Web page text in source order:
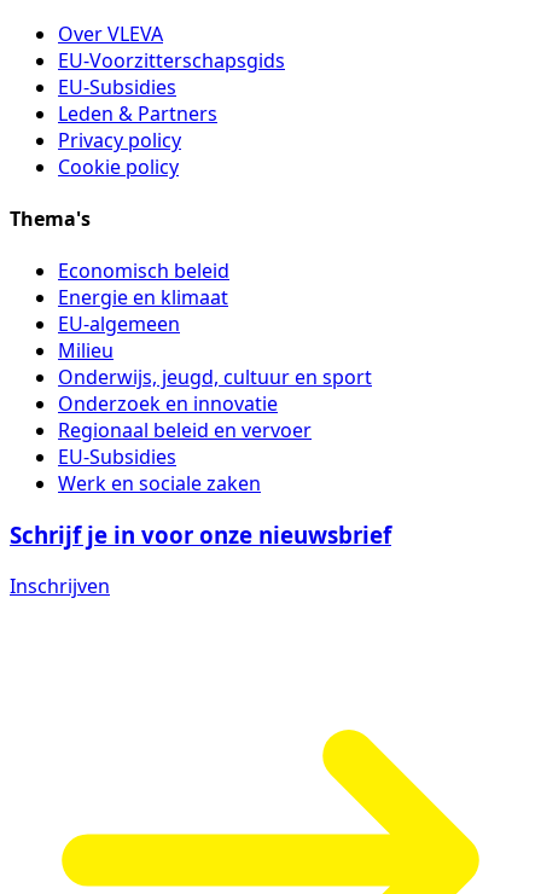
Over VLEVA
EU-Voorzitterschapsgids
EU-Subsidies
Leden & Partners
Privacy policy
Cookie policy
Thema's
Economisch beleid
Energie en klimaat
EU-algemeen
Milieu
Onderwijs, jeugd, cultuur en sport
Onderzoek en innovatie
Regionaal beleid en vervoer
EU-Subsidies
Werk en sociale zaken
Schrijf je in voor onze nieuwsbrief
Inschrijven